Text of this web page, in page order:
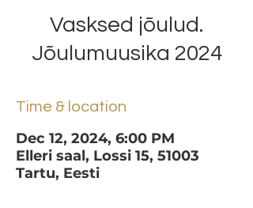
Vasksed jõulud.
Jõulumuusika 2024
Time & location
Dec 12, 2024, 6:00 PM
Elleri saal, Lossi 15, 51003
Tartu, Eesti